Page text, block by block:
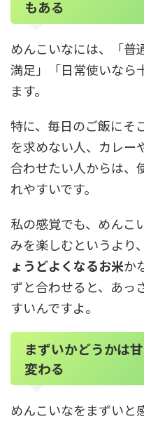
もある
めんこいなには、「普
満足」「日常使いなら
ます。
特に、毎日のご飯にそ
を求めない人、カレー
合わせたい人からは、
れやすいです。
私の感覚でも、めんこ
みを楽しむというより、
ょうどよくなるお米か
ずと合わせると、あっ
すいんですよ。
まずいかどうかは
変わる
めんこいなをまずいと